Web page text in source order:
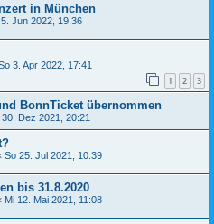
in München
Jun 2022, 19:36
3. Apr 2022, 17:41
1 2 3
BonnTicket übernommen
30. Dez 2021, 20:21
So 25. Jul 2021, 10:39
bis 31.8.2020
Mi 12. Mai 2021, 11:08